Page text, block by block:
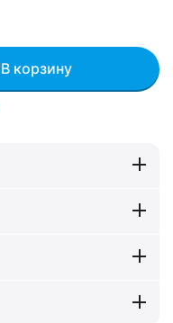
В корзину